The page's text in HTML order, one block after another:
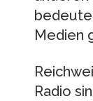
Medien
Radio